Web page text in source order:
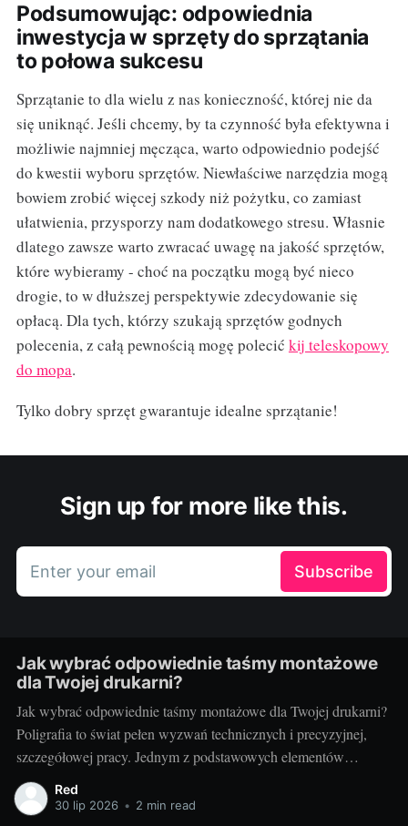
Podsumowując: odpowiednia
inwestycja w sprzęty do sprzątania
to połowa sukcesu
Sprzątanie to dla wielu z nas konieczność, której nie da
się uniknąć. Jeśli chcemy, by ta czynność była efektywna i
możliwie najmniej męcząca, warto odpowiednio podejść
do kwestii wyboru sprzętów. Niewłaściwe narzędzia mogą
bowiem zrobić więcej szkody niż pożytku, co zamiast
ułatwienia, przysporzy nam dodatkowego stresu. Własnie
dlatego zawsze warto zwracać uwagę na jakość sprzętów,
które wybieramy - choć na początku mogą być nieco
drogie, to w dłuższej perspektywie zdecydowanie się
opłacą. Dla tych, którzy szukają sprzętów godnych
polecenia, z całą pewnością mogę polecić kij teleskopowy
do mopa.
Tylko dobry sprzęt gwarantuje idealne sprzątanie!
Sign up for more like this.
Enter your email Subscribe
Jak wybrać odpowiednie taśmy montażowe
dla Twojej drukarni?
Jak wybrać odpowiednie taśmy montażowe dla Twojej drukarni?
Poligrafia to świat pełen wyzwań technicznych i precyzyjnej,
szczegółowej pracy. Jednym z podstawowych elementów
procesu drukarskiego, niezależnie od techniki, są taśmy
montażowe. Właściwe ich doborowanie potrafi zdziałać cuda dla
Red
30 lip 2026 • 2 min read